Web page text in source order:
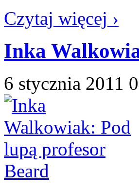
Czytaj więcej ›
Inka
6 stycznia 2011